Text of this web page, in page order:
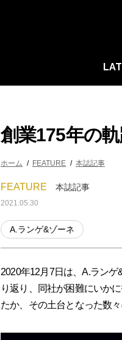
創業175年の
ホーム FEATURE 本誌記事
FEATURE 本誌記事
2021.05.30
A.ランゲ&ゾーネ
2020年12月7日は、A.ラン
り返り、同社が困難にいか
たか、その土台となった数々